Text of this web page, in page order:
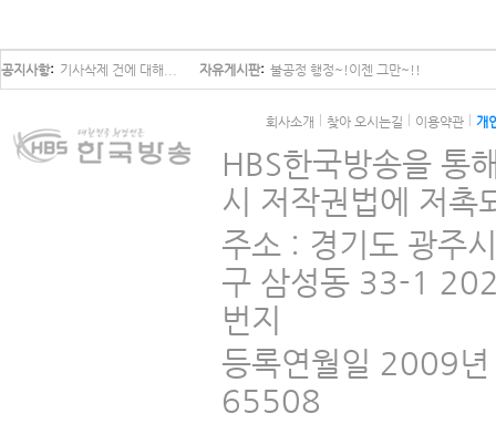
공지사항 기사삭제 건에 대해... 자유게시판 불공정 행정~!이젠 그만~!!
회사소개 찾아 오시는길 이용약관 개
HBS한국방송을 통
시 저작권법에 저촉
주소 : 경기도 광주
구 삼성동 33-1
번지
등록연월일 2009
65508